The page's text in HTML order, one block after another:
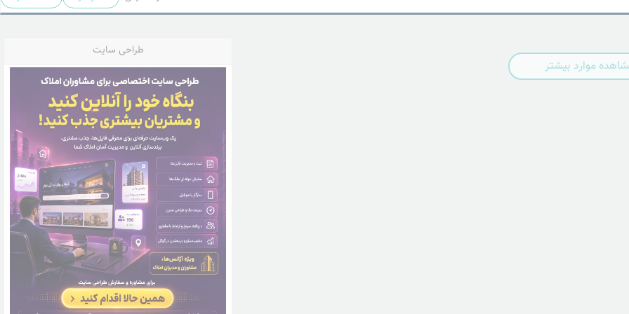
موارد بیشتر
طراحی سایت